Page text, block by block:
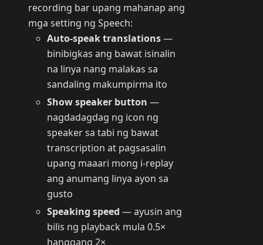
recording bar upang mahanap ang
mga setting ng Speech:
Auto-speak translations—
binibigkas ang bawat isinalin
na linya nang malakas sa
sandaling makumpirma ito
Show speaker button —
nagdadagdag ng icon ng
speaker sa tabi ng bawat
transcription at pagsasalin
upang maaari mong i-replay
ang anumang linya ayon sa
gusto
Speaking speed — ayusin ang
bilis ng playback mula 0.5×
hanggang 2×